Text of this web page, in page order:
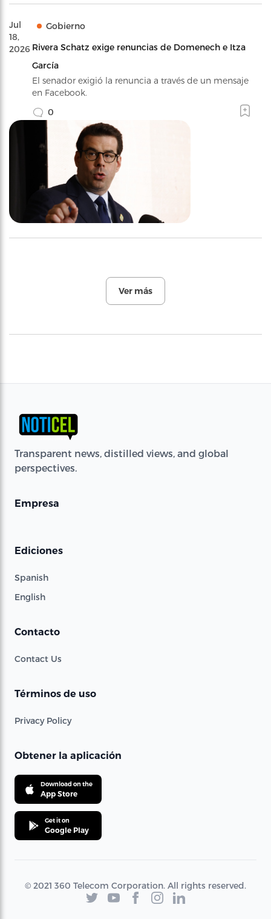
Jul
18,
2026
Gobierno
Rivera Schatz exige renuncias de Domenech e Itza
García
El senador exigió la renuncia a través de un mensaje
en Facebook.
0
Ver más
Transparent news, distilled views, and global
perspectives.
Empresa
Ediciones
Spanish
English
Contacto
Contact Us
Términos de uso
Privacy Policy
Obtener la aplicación
Download on the
App Store
Get it on
Google Play
© 2021 360 Telecom Corporation. All rights reserved.